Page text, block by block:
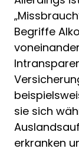
Begriffe
sie sich
erkranken